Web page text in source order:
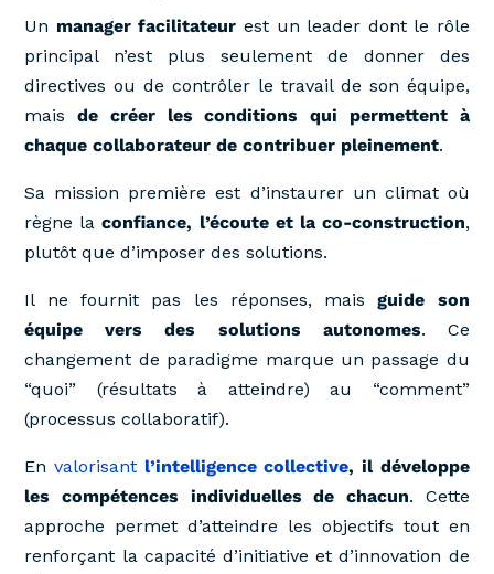
Un manager facilitateur est un leader dont le rôle
principal n’est plus seulement de donner des
directives ou de contrôler le travail de son équipe,
maisde créer les conditions qui permettent à
chaque collaborateur de contribuer pleinement.
Sa mission première est d’instaurer un climat où
règne laconfiance, l’écoute et la co-construction,
plutôt que d’imposer des solutions.
Il ne fournit pas les réponses, maisguide son
équipe vers des solutions autonomes. Ce
changement de paradigme marque un passage du
“quoi” (résultats à atteindre) au “comment”
(processus collaboratif).
Envalorisant l’intelligence collective, il développe
les compétences individuelles de chacun. Cette
approche permet d’atteindre les objectifs tout en
renforçant la capacité d’initiative et d’innovation de